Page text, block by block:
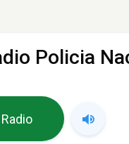
Policia